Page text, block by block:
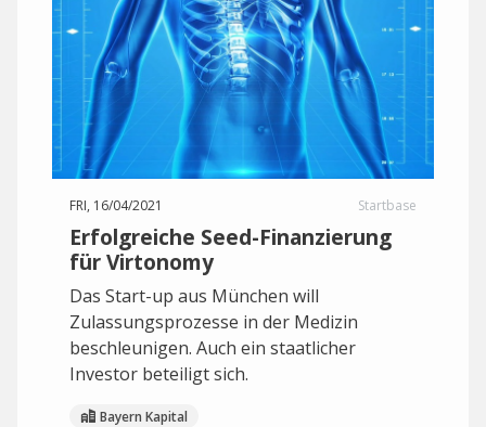
FRI, 16/04/2021 Startbase
Erfolgreiche Seed-Finanzierung
für Virtonomy
Das Start-up aus München will
Zulassungsprozesse in der Medizin
beschleunigen. Auch ein staatlicher
Investor beteiligt sich.
Bayern Kapital